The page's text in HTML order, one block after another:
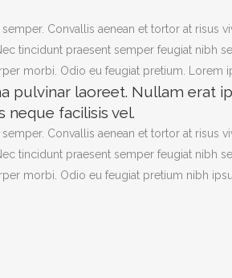
Convallis aenean et tortor at risus
tincidunt praesent semper feugiat nibh
morbi. Odio eu feugiat pretium. Lorem
pulvinar laoreet. Nullam erat
facilisis vel.
Convallis aenean et tortor at risus
tincidunt praesent semper feugiat nibh
morbi. Odio eu feugiat pretium nibh